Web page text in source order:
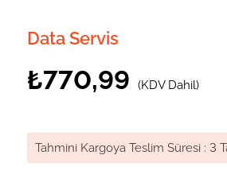
Data Servis
₺770,99 (KDV Dahil)
Tahmini Kargoya Teslim Süresi : 3